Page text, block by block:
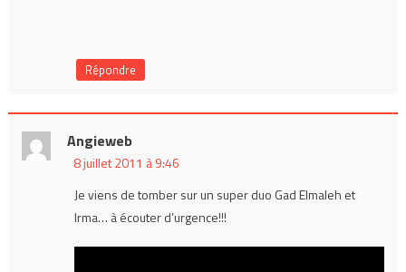
Répondre
Angieweb
8 juillet 2011 à 9:46
Je viens de tomber sur un super duo Gad Elmaleh et
Irma… à écouter d’urgence!!!